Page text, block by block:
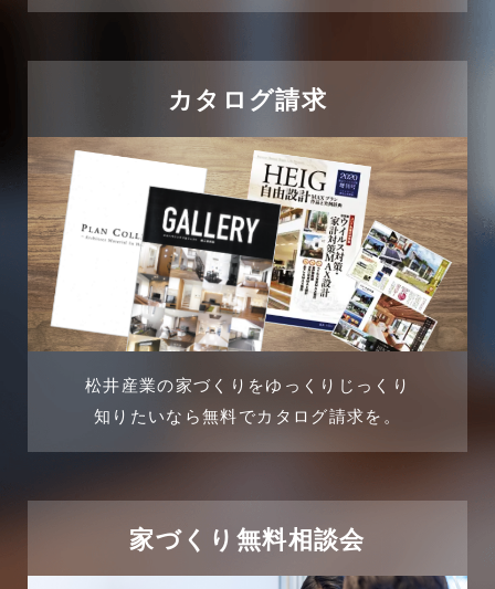
住宅に関するよくある質問
商品情報
土地に関するよくある質問
土地活用事例
土地活用提案
売買物件
太陽光発電活用事例
2024年9月
2024年7月
2024年6月
2024年5月
2024年4月
2024年2月
2023年12月
カタログ請求
松井産業の家づくりをゆっくりじっくり
知りたいなら無料でカタログ請求を。
家づくり無料相談会